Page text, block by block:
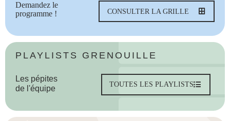
Demandez le
programme !
CONSULTER LA GRILLE
PLAYLISTS GRENOUILLE
Les pépites
de l'équipe
TOUTES LES PLAYLISTS